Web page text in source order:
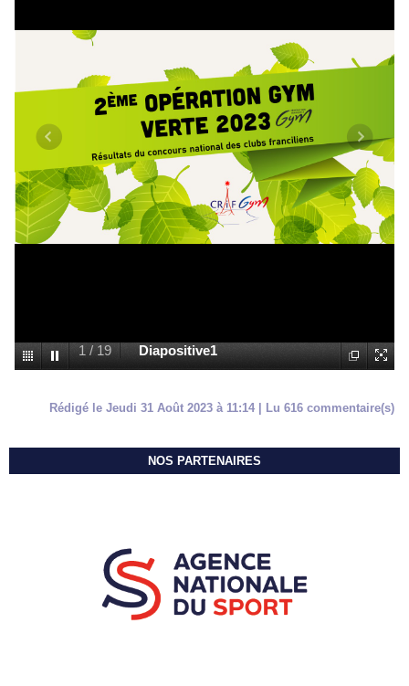
1 / 19 Diapositive1
Rédigé le Jeudi 31 Août 2023 à 11:14 | Lu 616 commentaire(s)
NOS PARTENAIRES